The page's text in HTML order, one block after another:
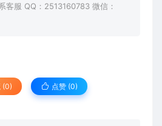
客服 QQ：2513160783 微信：
(0) 点赞 (0)